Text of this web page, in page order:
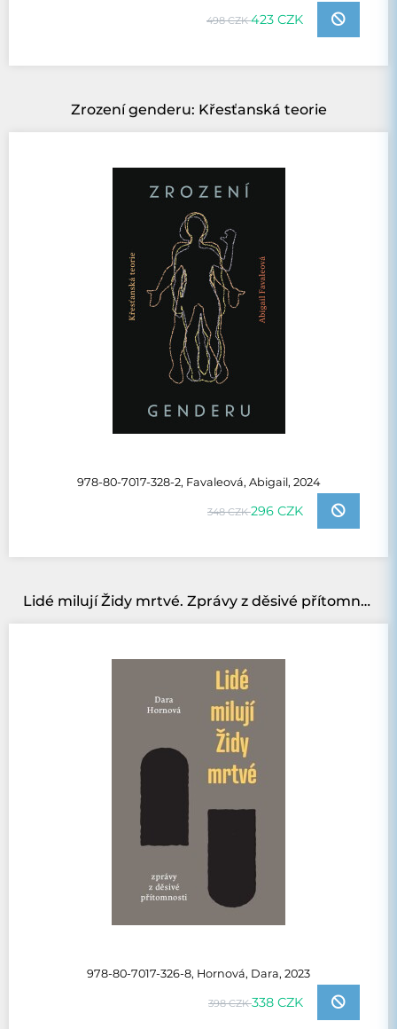
498 CZK423 CZK
Zrození genderu: Křesťanská teorie
978-80-7017-328-2, Favaleová, Abigail, 2024
348 CZK296 CZK
Lidé milují Židy mrtvé. Zprávy z děsivé přítomnosti
978-80-7017-326-8, Hornová, Dara, 2023
398 CZK338 CZK